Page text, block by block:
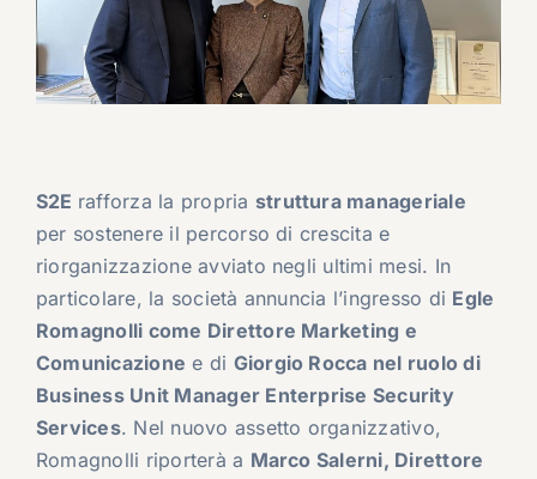
S2E rafforza la propria struttura manageriale
per sostenere il percorso di crescita e
riorganizzazione avviato negli ultimi mesi. In
particolare, la società annuncia l’ingresso di Egle
Romagnolli come Direttore Marketing e
Comunicazione e di Giorgio Rocca nel ruolo di
Business Unit Manager Enterprise Security
Services. Nel nuovo assetto organizzativo,
Romagnolli riporterà a Marco Salerni, Direttore